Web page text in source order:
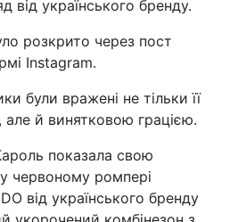
від українського бренду.
розкрито через пост
Instagram.
були вражені не тільки її
й винятковою грацією.
показала свою
червоному ромпері
від українського бренду